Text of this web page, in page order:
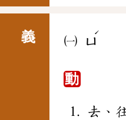
義 ㈠ ㄩ
ˊ
動
去、